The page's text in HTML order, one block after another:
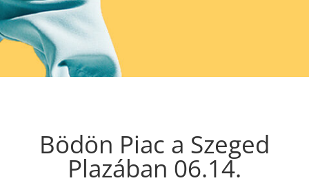
Bödön Piac a Szeged
Plazában 06.14.